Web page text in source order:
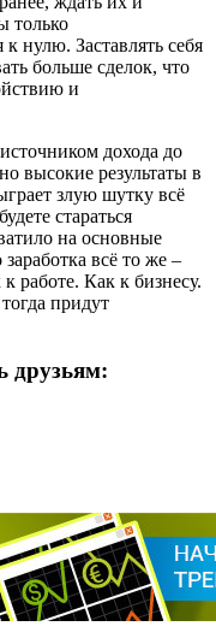
только
к нулю. Заставлять себя
больше сделок, что
и
дохода до
высокие результаты в
злую шутку всё
стараться
на основные
всё то же –
работе. Как к бизнесу.
придут
друзьям: